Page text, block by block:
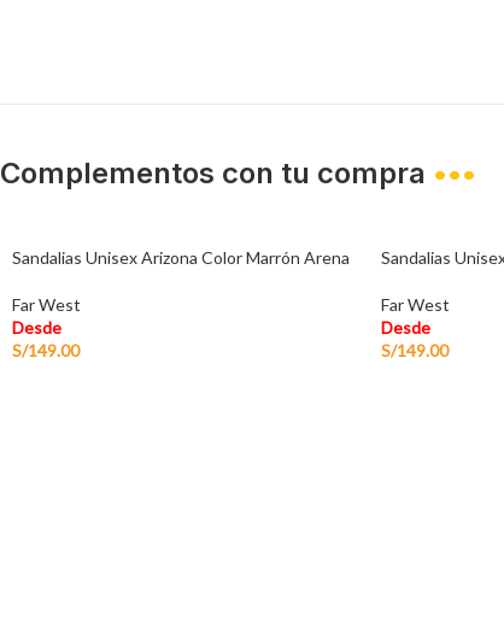
Complementos con tu compra •••
Sandalias Unisex Arizona Color Marrón Arena
Far West
Desde
S/149.00
Sandalias
Far West
Desde
S/149.00